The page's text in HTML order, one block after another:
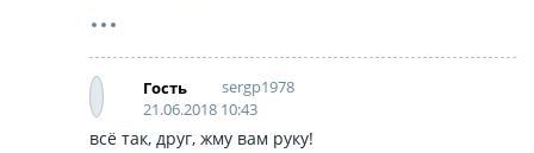
Гость
sergp1978
21.06.2018 10:43
всё так, друг, жму вам руку!